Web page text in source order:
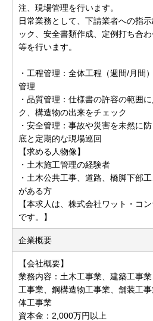
注、現場管理を行います。
日常業務として、下請業者への指
ック、安全書類作成、定例打ち合
等を行います。
・工程管理：全体工程（週間/月間
管理
・品質管理：仕様書の許容の範囲
ク、構造物の出来をチェック
・安全管理：事故や災害を未然に
底と定期的な現場巡回
【求める人物像】
・土木施工管理の経験者
・土木公共工事、道路、橋脚下部
がある方
【本求人は、株式会社ワット・コ
です。】
企業概要
【会社概要】
業務内容：土木工事業、建築工事
工事業、鋼構造物工事業、舗装工
体工事業
資本金：2,000万円以上